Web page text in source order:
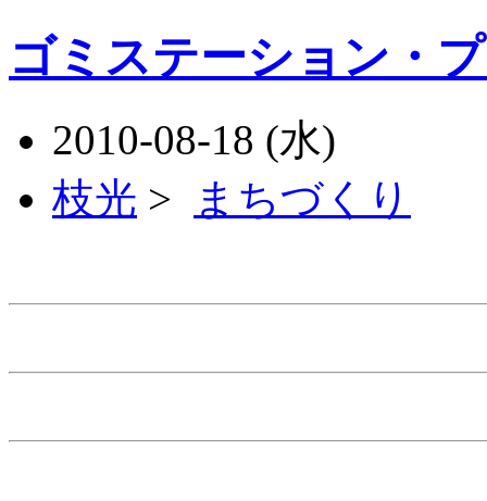
ゴミステーション・
2010-08-18 (水)
枝光 > まちづくり